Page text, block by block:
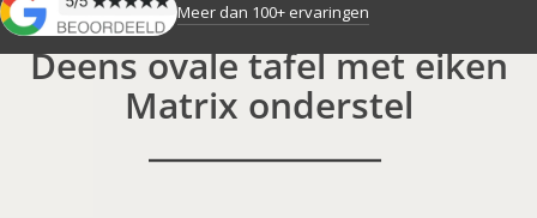
Meer dan 100+ ervaringen
Deens ovale tafel met eiken
Matrix onderstel